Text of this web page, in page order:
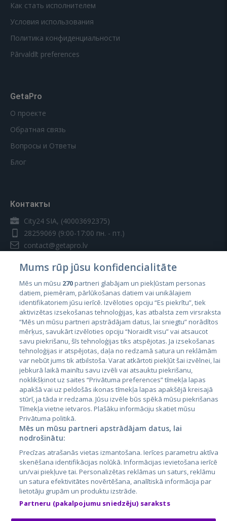
Как стать исполнителем
Условия использования
Политика конфиденциальности
Pārvaldīt preferences
GetaPro
О проекте
Обратная связь
Вопросы и Ответы
Блог
Контакты
City24 SIA, (40003692375)
28259069 (9:00-17:00 пн. - пт.)
contact@getapro.lv
Страны
Эстония
Латвия
Литва
City24.lv
City24.ee
GetaPro.lv
GetaPro.ee
Skelbiu.lt
Autoplius.lt
CVbankas.lt
Kainos.lt
Paslaugos.lt
auto24.ee
Osta.ee
Mums rūp jūsu konfidencialitāte
Mēs un mūsu 270partneri glabājam un piekļūstam personas
datiem, piemēram, pārlūkošanas datiem vai unikālajiem
identifikatoriem jūsu ierīcē. Izvēloties opciju “Es piekrītu”, tiek
aktivizētas izsekošanas tehnoloģijas, kas atbalsta zem virsraksta
“Mēs un mūsu partneri apstrādājam datus, lai sniegtu” norādītos
mērķus, savukārt izvēloties opciju “Noraidīt visu” vai atsaucot
savu piekrišanu, šīs tehnoloģijas tiks atspējotas. Ja izsekošanas
tehnoloģijas ir atspējotas, daļa no redzamā satura un reklāmām
var nebūt jums tik atbilstoša. Varat atkārtoti piekļūt šai izvēlnei, lai
jebkurā laikā mainītu savu izvēli vai atsauktu piekrišanu,
noklikšķinot uz saites “Privātuma preferences” tīmekļa lapas
apakšā vai uz peldošās ikonas tīmekļa lapas apakšējā kreisajā
stūrī, ja tāda ir redzama. Jūsu izvēle būs spēkā mūsu piekrišanas
Tīmekļa vietne ietvaros. Plašāku informāciju skatiet mūsu
Privātuma politikā.
Mēs un mūsu partneri apstrādājam datus, lai
nodrošinātu:
Precīzas atrašanās vietas izmantošana. Ierīces parametru aktīva
skenēšana identifikācijas nolūkā. Informācijas ievietošana ierīcē
un/vai piekļuve tai. Personalizētas reklāmas un saturs, reklāmu
un satura efektivitātes novērtēšana, analītiskā informācija par
lietotāju grupām un produktu izstrāde.
Partneru (pakalpojumu sniedzēju) saraksts